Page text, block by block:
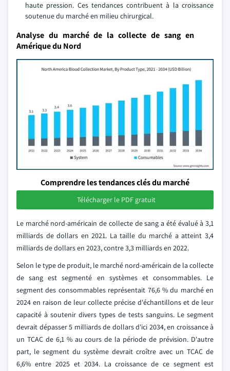
haute pression. Ces tendances contribuent à la croissance
soutenue du marché en milieu chirurgical.
Analyse du marché de la collecte de sang en
Amérique du Nord
Comprendre les tendances clés du marché
Télécharger le PDF gratuit
Le marché nord-américain de collecte de sang a été évalué à 3,1
milliards de dollars en 2021. La taille du marché a atteint 3,4
milliards de dollars en 2023, contre 3,3 milliards en 2022.
Selon le type de produit, le marché nord-américain de la collecte
de sang est segmenté en systèmes et consommables. Le
segment des consommables représentait 76,6 % du marché en
2024 en raison de leur collecte précise d'échantillons et de leur
capacité à soutenir divers types de tests sanguins. Le segment
devrait dépasser 5 milliards de dollars d'ici 2034, en croissance à
un TCAC de 6,1 % au cours de la période de prévision. D'autre
part, le segment du système devrait croître avec un TCAC de
6,6% entre 2025 et 2034. La croissance de ce segment est